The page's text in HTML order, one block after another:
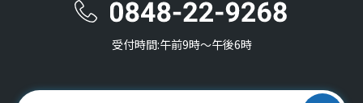
受付時間:午前9時〜午後6時